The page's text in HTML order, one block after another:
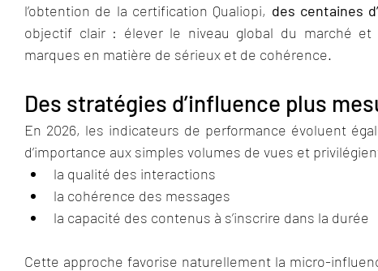
l’obtention de la certification Qualiopi, des centaines
objectif clair : élever le niveau global du marché
marques en matière de sérieux et de cohérence.
Des stratégies d’influence plus
En 2026, les indicateurs de performance évoluent
d’importance aux simples volumes de vues et
la qualité des interactions
la cohérence des messages
la capacité des contenus à s’inscrire dans la durée
Cette approche favorise naturellement la micro-